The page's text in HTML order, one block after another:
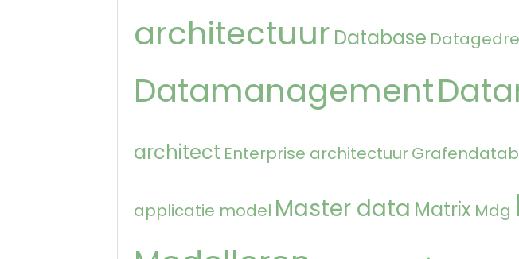
architectuur Database
Datamanagement
architect Enterprise architectuur
applicatie model Master data Matrix Mdg